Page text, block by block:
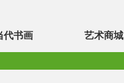
代书画 艺术商城